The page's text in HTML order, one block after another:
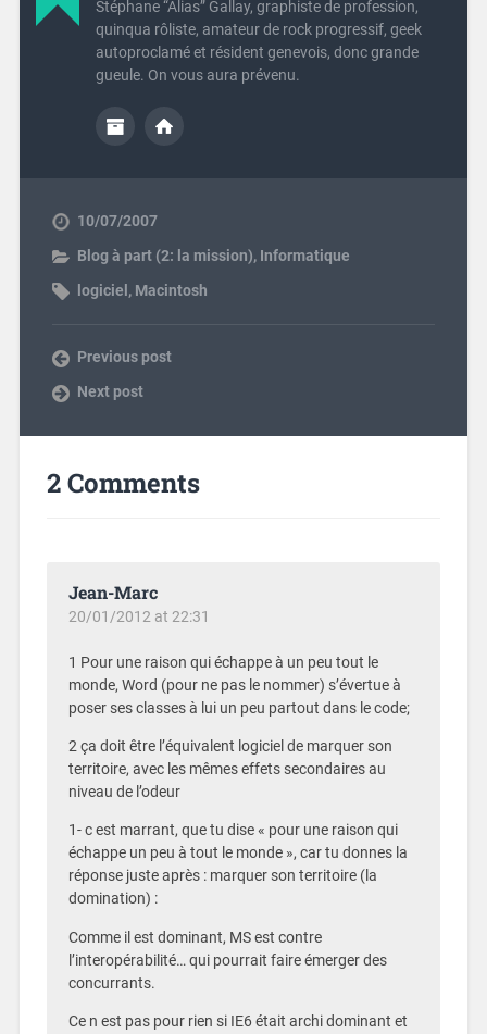
Stéphane “Alias” Gallay, graphiste de profession,
quinqua rôliste, amateur de rock progressif, geek
autoproclamé et résident genevois, donc grande
gueule. On vous aura prévenu.
10/07/2007
Blog à part (2: la mission), Informatique
logiciel , Macintosh
Previous post
Next post
2 Comments
Jean-Marc
20/01/2012 at 22:31
1 Pour une raison qui échappe à un peu tout le
monde, Word (pour ne pas le nommer) s’évertue à
poser ses classes à lui un peu partout dans le code;
2 ça doit être l’équivalent logiciel de marquer son
territoire, avec les mêmes effets secondaires au
niveau de l’odeur
1- c est marrant, que tu dise « pour une raison qui
échappe un peu à tout le monde », car tu donnes la
réponse juste après : marquer son territoire (la
domination) :
Comme il est dominant, MS est contre
l’interopérabilité… qui pourrait faire émerger des
concurrants.
Ce n est pas pour rien si IE6 était archi dominant et